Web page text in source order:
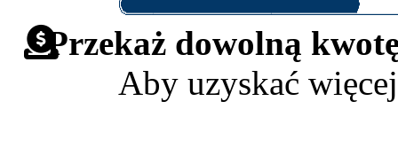
Przekaż dowolną
Aby uzyskać